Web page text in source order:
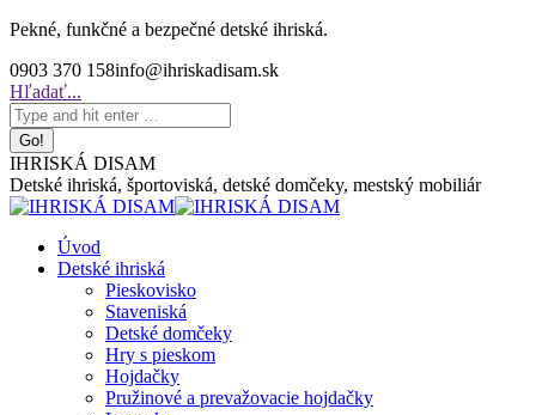
Skip
content
Pekné, funkčné a bezpečné detské ihriská.
0903 370 158info@ihriskadisam.sk
Search:
Hľadať...
IHRISKÁ DISAM
Detské ihriská, športoviská, detské domčeky, mestský mobiliár
Úvod
Detské ihriská
Pieskovisko
Staveniská
Detské domčeky
Hry s pieskom
Hojdačky
Pružinové a prevažovacie hojdačky